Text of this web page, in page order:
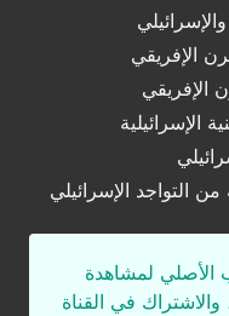
الإفريقي
الإفريقي
الإسرائيلية
التواجد الإسرائيلي
الأصلي لمشاهدة
في القناة